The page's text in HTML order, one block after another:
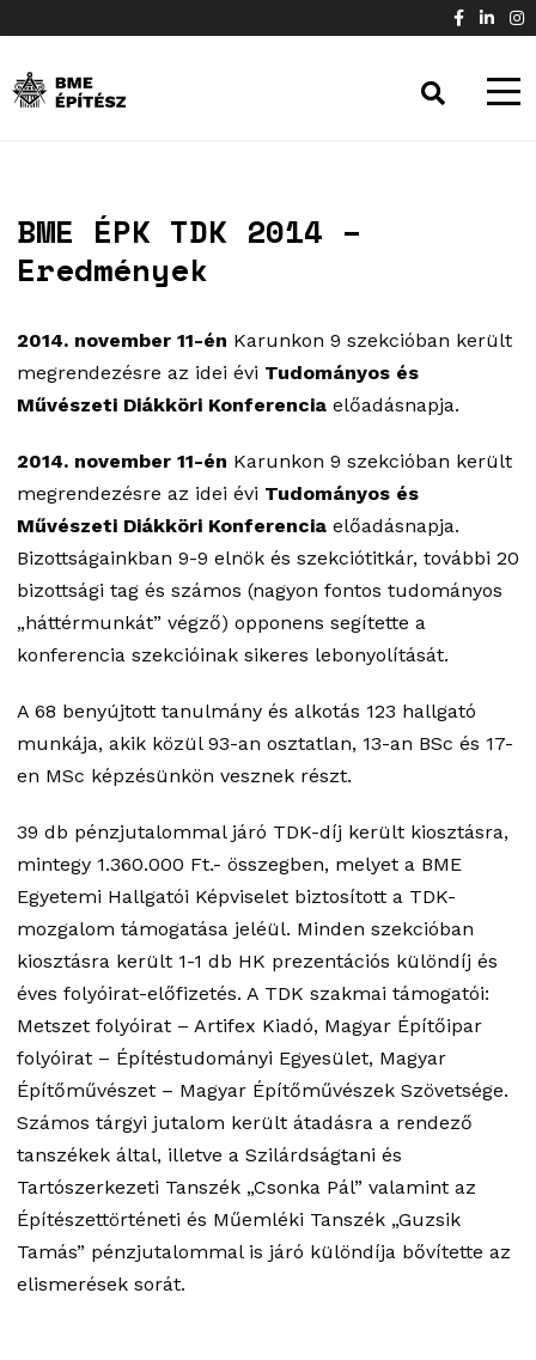
BME ÉPK TDK 2014 –
Eredmények
2014. november 11-én Karunkon 9 szekcióban került
megrendezésre az idei évi Tudományos és
Művészeti Diákköri Konferencia előadásnapja.
2014. november 11-én Karunkon 9 szekcióban került
megrendezésre az idei évi Tudományos és
Művészeti Diákköri Konferencia előadásnapja.
Bizottságainkban 9-9 elnök és szekciótitkár, további 20
bizottsági tag és számos (nagyon fontos tudományos
„háttérmunkát” végző) opponens segítette a
konferencia szekcióinak sikeres lebonyolítását.
A 68 benyújtott tanulmány és alkotás 123 hallgató
munkája, akik közül 93-an osztatlan, 13-an BSc és 17-
en MSc képzésünkön vesznek részt.
39 db pénzjutalommal járó TDK-díj került kiosztásra,
mintegy 1.360.000 Ft.- összegben, melyet a BME
Egyetemi Hallgatói Képviselet biztosított a TDK-
mozgalom támogatása jeléül. Minden szekcióban
kiosztásra került 1-1 db HK prezentációs különdíj és
éves folyóirat-előfizetés. A TDK szakmai támogatói:
Metszet folyóirat – Artifex Kiadó, Magyar Építőipar
folyóirat – Építéstudományi Egyesület, Magyar
Építőművészet – Magyar Építőművészek Szövetsége.
Számos tárgyi jutalom került átadásra a rendező
tanszékek által, illetve a Szilárdságtani és
Tartószerkezeti Tanszék „Csonka Pál” valamint az
Építészettörténeti és Műemléki Tanszék „Guzsik
Tamás” pénzjutalommal is járó különdíja bővítette az
elismerések sorát.